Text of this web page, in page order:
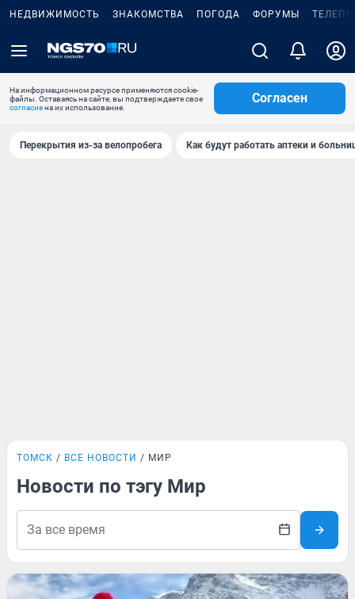
НЕДВИЖИМОСТЬ ЗНАКОМСТВА ПОГОДА ФОРУМЫ
На информационном ресурсе применяются cookie-
файлы. Оставаясь на сайте, вы подтверждаете свое
согласиена их использование.
Согласен
Перекрытия из-за велопробега Как будут работать аптеки и
ТОМСК ВСЕ НОВОСТИ МИР
Новости по тэгу Мир